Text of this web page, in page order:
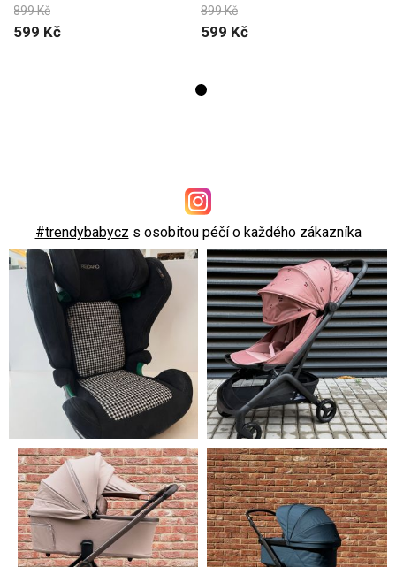
899 Kč
599 Kč
899 Kč
599 Kč
#trendybabycz s osobitou péčí o každého zákazníka